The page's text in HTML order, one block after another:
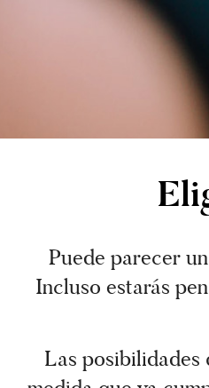
Puede parecer
Incluso estarás
Las posibilidades